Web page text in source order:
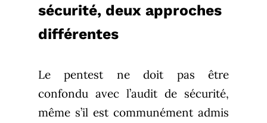
sécurité, deux approches
différentes
Le pentest ne doit pas être
confondu avec l’audit de sécurité,
même s’il est communément admis